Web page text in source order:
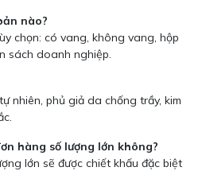
nào?
chọn: có vang, không vang, hộp
sách doanh nghiệp.
nhiên, phủ giả da chống trầy, kim
hàng số lượng lớn không?
lớn sẽ được chiết khấu đặc biệt